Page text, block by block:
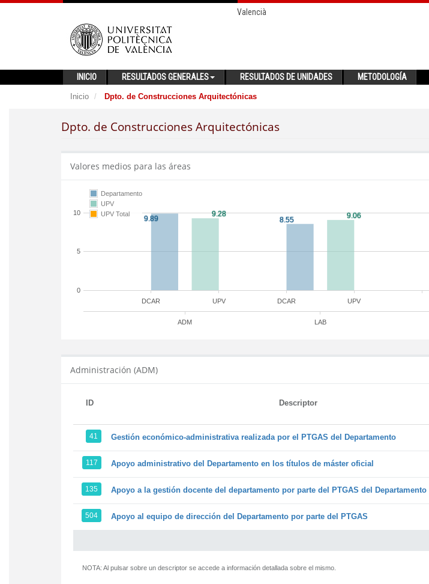
Valencià
INICIO RESULTADOS GENERALES RESULTADOS DE UNIDADES METODOLOGÍA
Inicio Dpto. de Construcciones Arquitectónicas
Dpto. de Construcciones Arquitectónicas
Valores medios para las áreas
DCAR DCAR
UPV UPV
ADM LAB
0
5
10
Departamento
UPV
UPV Total
Administración (ADM)
ID Descriptor
41 Gestión económico-administrativa realizada por el PTGAS del Departamento
117 Apoyo administrativo del Departamento en los títulos de máster oficial
135 Apoyo a la gestión docente del departamento por parte del PTGAS del Departamento
504 Apoyo al equipo de dirección del Departamento por parte del PTGAS
NOTA: Al pulsar sobre un descriptor se accede a información detallada sobre el mismo.